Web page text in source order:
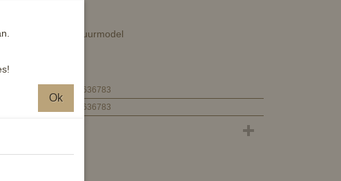
een dressuurmodel
4057052636783
4057052636783
Ok